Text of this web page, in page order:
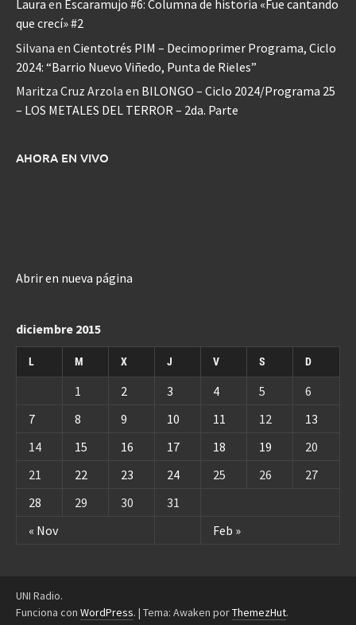
Laura en Escaramujo #6: Columna de historia «Fue cantando
que crecí» #2
Silvana en Cientotrés PIM – Decimoprimer Programa, Ciclo
2024: “Barrio Nuevo Viñedo, Punta de Rieles”
Maritza Cruz Arzola en BILONGO – Ciclo 2024/Programa 25
– LOS METALES DEL TERROR – 2da. Parte
AHORA EN VIVO
Abrir en nueva página
diciembre 2015
L M X J V S D
« Nov Feb »
1 2 3 4 5
6
7
8 9 10 11 12
13
14
15 16 17 18 19
20
21
22 23 24 25 26
27
28
29 30 31
UNI Radio.
Funciona con WordPress. | Tema: Awaken porThemezHut.